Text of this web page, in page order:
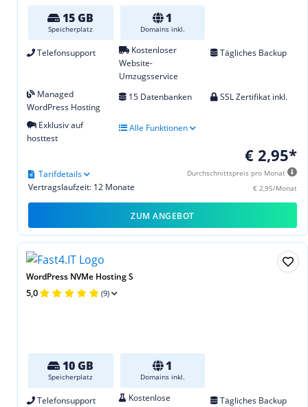
15 GB
Speicherplatz
1
Domains inkl.
Telefonsupport
Kostenloser
Website-
Umzugsservice
Tägliches Backup
Managed
WordPress Hosting
15 Datenbanken SSL Zertifikat inkl.
Exklusiv auf
hosttest
Alle Funktionen
€ 2,95*
Durchschnittspreis pro Monat
€ 2,95/Monat
Vertragslaufzeit: 12 Monate
Tarifdetails
ZUM ANGEBOT
WordPress NVMe Hosting S
5,0 (9)
10 GB
Speicherplatz
1
Domains inkl.
Telefonsupport
Kostenlose
Tägliches Backup